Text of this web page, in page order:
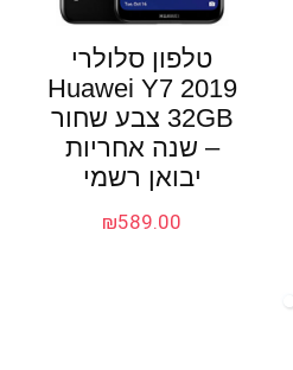
טלפון סלולרי
Huawei Y7 2019
32GB צבע שחור
– שנה אחריות
יבואן רשמי
₪589.00